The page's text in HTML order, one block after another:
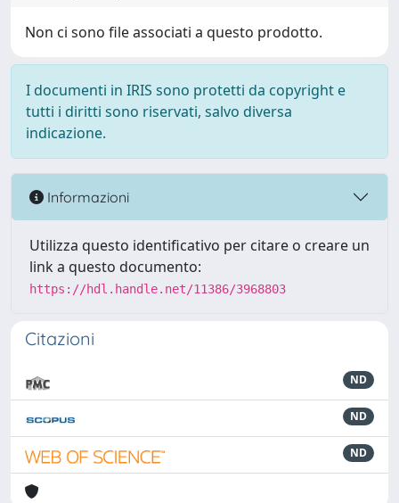
Non ci sono file associati a questo prodotto.
I documenti in IRIS sono protetti da copyright e
tutti i diritti sono riservati, salvo diversa
indicazione.
Informazioni
Utilizza questo identificativo per citare o creare un
link a questo documento:
https://hdl.handle.net/11386/3968803
Citazioni
ND
ND
ND